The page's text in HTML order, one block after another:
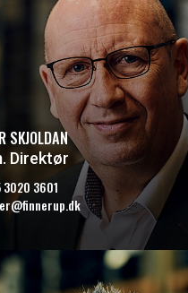
SKJOLDAN
Direktør
3020 3601